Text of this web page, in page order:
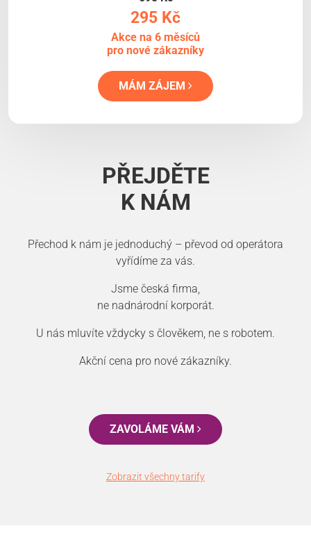
295 Kč
Akce na 6 měsíců
pro nové zákazníky
MÁM ZÁJEM
PŘEJDĚTE
K NÁM
Přechod k nám je jednoduchý – převod od operátora
vyřídíme za vás.
Jsme česká firma,
ne nadnárodní korporát.
U nás mluvíte vždycky s člověkem, ne s robotem.
Akční cena pro nové zákazníky.
ZAVOLÁME VÁM
Zobrazit všechny tarify